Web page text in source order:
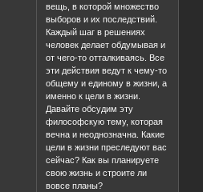
вещь, в которой множество
выборов и их последствий.
Каждый шаг в решениях
человек делает обдумывая и
от чего-то отталкиваясь. Все
эти действия ведут к чему-то
общему и единому в жизни, а
именно к цели в жизни.
Давайте обсудим эту
философскую тему, которая
вечна и неоднозначна. Какие
цели в жизни преследуют вас
сейчас? Как вы планируете
свою жизнь и строите ли
вовсе планы?